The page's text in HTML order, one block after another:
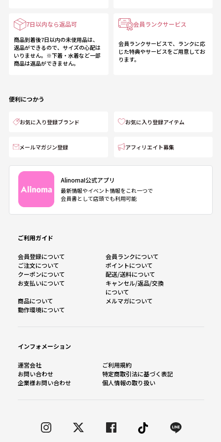
7日以内なら返品可
商品到着後7日以内の未使用品は、
返品ができるので、サイズの心配は
いりません。※下着・水着など一部
商品は返品ができません。
会員ランクサービス
会員ランクサービスで、ランクに応
じた特典やサービスをご用意してお
ります。
便利につかう
お気に入り登録ブランド お気に入り登録アイテム
メールマガジン登録 アフィリエイト募集
AlinomaI公式アプリ
最新情報やイベント情報をこれ一つで
会員書として店頭でも利用可能
ご利用ガイド
会員登録について
会員ランクについて
ご注文について
ポイントについて
クーポンについて
配送/送料について
お支払いについて
キャンセル/返品/交換
について
商品について
メルマガについて
動作環境について
インフォメーション
運営会社
ご利用規約
お問い合わせ
特定商取引法に基づく表記
企業様お問い合わせ
個人情報の取り扱い